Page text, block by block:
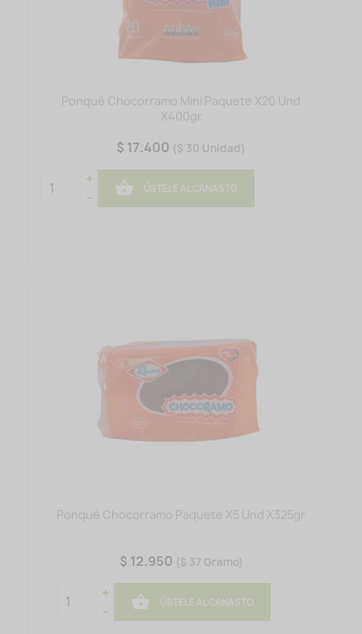
Ponqué Chocorramo Mini Paquete X20 Und
X400gr
$ 17.400 ($ 30 Unidad)
+
-
 ÚSTELE AL CANASTO
Ponqué Chocorramo Paquete X5 Und X325gr
$ 12.950 ($ 37 Gramo)
+
-
 ÚSTELE AL CANASTO